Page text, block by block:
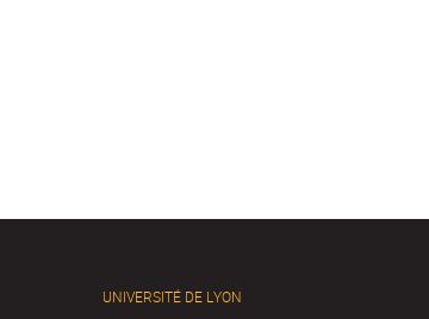
UNIVERSITÉ DE LYON